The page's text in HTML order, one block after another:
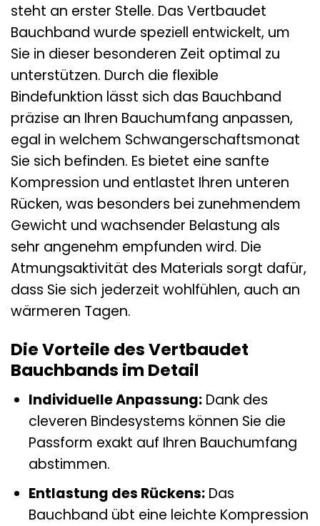
steht an erster Stelle. Das Vertbaudet
Bauchband wurde speziell entwickelt, um
Sie in dieser besonderen Zeit optimal zu
unterstützen. Durch die flexible
Bindefunktion lässt sich das Bauchband
präzise an Ihren Bauchumfang anpassen,
egal in welchem Schwangerschaftsmonat
Sie sich befinden. Es bietet eine sanfte
Kompression und entlastet Ihren unteren
Rücken, was besonders bei zunehmendem
Gewicht und wachsender Belastung als
sehr angenehm empfunden wird. Die
Atmungsaktivität des Materials sorgt dafür,
dass Sie sich jederzeit wohlfühlen, auch an
wärmeren Tagen.
Die Vorteile des Vertbaudet
Bauchbands im Detail
Individuelle Anpassung:Dank des
cleveren Bindesystems können Sie die
Passform exakt auf Ihren Bauchumfang
abstimmen.
Entlastung des Rückens:Das
Bauchband übt eine leichte Kompression